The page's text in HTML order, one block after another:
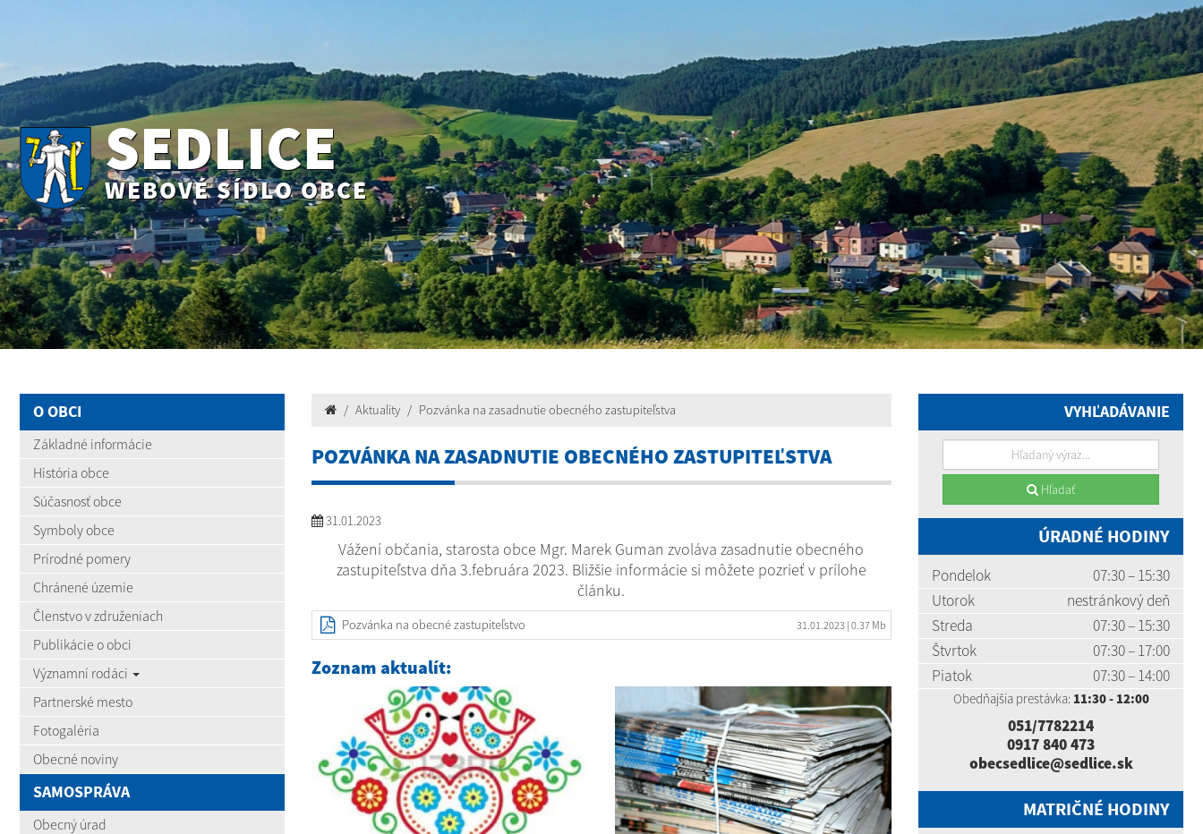
SEDLICE
WEBOVÉ SÍDLO OBCE
O OBCI
Základné informácie
História obce
Súčasnosť obce
Symboly obce
Prírodné pomery
Chránené územie
Členstvo v združeniach
Publikácie o obci
Významní rodáci
Partnerské mesto
Fotogaléria
Obecné noviny
SAMOSPRÁVA
Obecný úrad
Aktuality Pozvánka na zasadnutie obecného zastupiteľstva
POZVÁNKA NA ZASADNUTIE OBECNÉHO ZASTUPITEĽSTVA
31.01.2023
Vážení občania, starosta obce Mgr. Marek Guman zvoláva zasadnutie obecného
zastupiteľstva dňa 3.februára 2023. Bližšie informácie si môžete pozrieť v prílohe
článku.
Pozvánka na obecné zastupiteľstvo 31.01.2023| 0.37 Mb
Zoznam aktualít:
VYHĽADÁVANIE
Hľadať
ÚRADNÉ HODINY
Pondelok
07:30 – 15:30
Utorok
nestránkový deň
Streda
07:30 – 15:30
Štvrtok
07:30 – 17:00
Piatok
07:30 – 14:00
Obedňajšia prestávka: 11:30 - 12:00
051/7782214
0917 840 473
obecsedlice@sedlice.sk
MATRIČNÉ HODINY